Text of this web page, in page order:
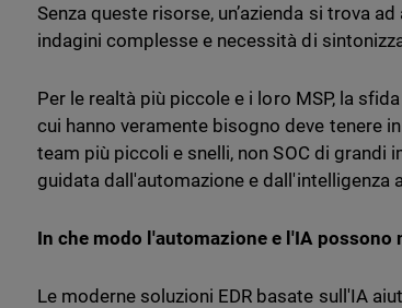
Senza queste risorse, un’azienda si trova
indagini complesse e necessità di
Per le realtà più piccole e i loro MSP, la
cui hanno veramente bisogno deve tenere
team più piccoli e snelli, non SOC di grandi
guidata dall'automazione e dall'intelligenza
In che modo l'automazione e l'IA possono
Le moderne soluzioni EDR basate sull'IA